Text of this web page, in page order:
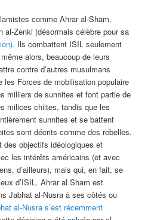
comme Ahrar al-Sham,
al-Zenki (désormais célèbre pour sa
Ils combattent ISIL seulement
alors, beaucoup de leurs
contre d’autres musulmans
les Forces de mobilisation populaire
milliers de sunnites et font partie de
milices chiites, tandis que les
sunnites et se battent
sont décrits comme des rebelles.
objectifs idéologiques et
les intérêts américains (et avec
d’ailleurs), mais qui, en fait, se
d’ISIL. Ahrar al Sham est
Jabhat al-Nusra à ses côtés ou
al-Nusra s’est récemment